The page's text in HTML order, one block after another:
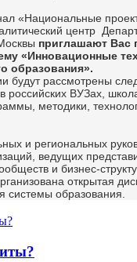
«Национальные
центр
приглашают Вас
«Инновационные
образования».
будут рассмотрены
российских ВУЗах,
методики,
и региональных
ведущих
и бизнес-
открытая
системы образования.